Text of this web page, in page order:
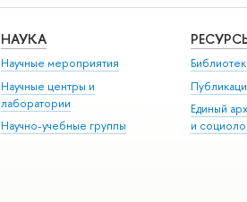
НАУКА
Научные мероприятия
Научные центры и
лаборатории
Научно-учебные группы
Единый
и